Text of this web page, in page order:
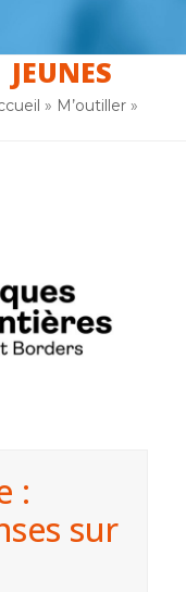
JEUNES
» M’outiller »
:
sur